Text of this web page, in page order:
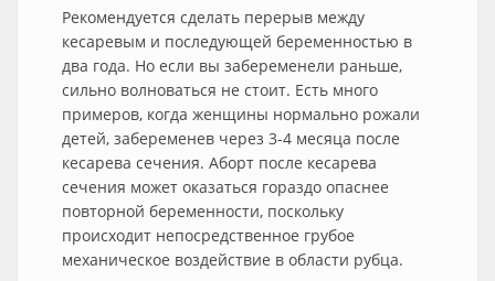
Рекомендуется сделать перерыв между
кесаревым и последующей беременностью в
два года. Но если вы забеременели раньше,
сильно волноваться не стоит. Есть много
примеров, когда женщины нормально рожали
детей, забеременев через 3-4 месяца после
кесарева сечения. Аборт после кесарева
сечения может оказаться гораздо опаснее
повторной беременности, поскольку
происходит непосредственное грубое
механическое воздействие в области рубца.